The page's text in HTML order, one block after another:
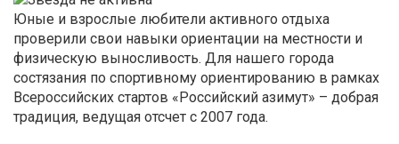
Юные и взрослые любители активного отдыха
проверили свои навыки ориентации на местности и
физическую выносливость. Для нашего города
состязания по спортивному ориентированию в рамках
Всероссийских стартов «Российский азимут» – добрая
традиция, ведущая отсчет с 2007 года.